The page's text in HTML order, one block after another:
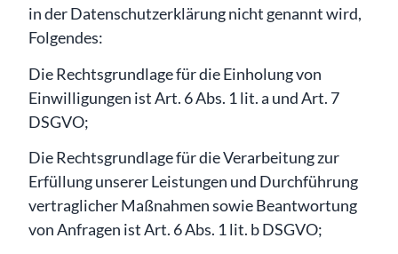
in der Datenschutzerklärung nicht genannt wird,
Folgendes:
Die Rechtsgrundlage für die Einholung von
Einwilligungen ist Art. 6 Abs. 1 lit. a und Art. 7
DSGVO;
Die Rechtsgrundlage für die Verarbeitung zur
Erfüllung unserer Leistungen und Durchführung
vertraglicher Maßnahmen sowie Beantwortung
von Anfragen ist Art. 6 Abs. 1 lit. b DSGVO;